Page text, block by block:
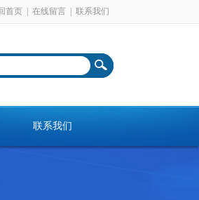
首页 在线留言 联系我们
联系我们